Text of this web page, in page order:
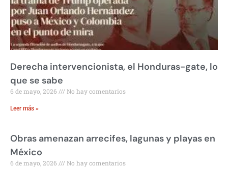
Derecha intervencionista, el Honduras-gate, lo
que se sabe
6 de mayo, 2026 No hay comentarios
Leer más »
Obras amenazan arrecifes, lagunas y playas en
México
6 de mayo, 2026 No hay comentarios